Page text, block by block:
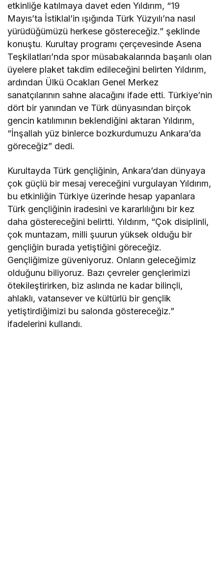
etkinliğe katılmaya davet eden Yıldırım, “19
Mayıs’ta İstiklal’in ışığında Türk Yüzyılı’na nasıl
yürüdüğümüzü herkese göstereceğiz.” şeklinde
konuştu. Kurultay programı çerçevesinde Asena
Teşkilatları’nda spor müsabakalarında başarılı olan
üyelere plaket takdim edileceğini belirten Yıldırım,
ardından Ülkü Ocakları Genel Merkez
sanatçılarının sahne alacağını ifade etti. Türkiye’nin
dört bir yanından ve Türk dünyasından birçok
gencin katılımının beklendiğini aktaran Yıldırım,
“İnşallah yüz binlerce bozkurdumuzu Ankara’da
göreceğiz” dedi.
Kurultayda Türk gençliğinin, Ankara’dan dünyaya
çok güçlü bir mesaj vereceğini vurgulayan Yıldırım,
bu etkinliğin Türkiye üzerinde hesap yapanlara
Türk gençliğinin iradesini ve kararlılığını bir kez
daha göstereceğini belirtti. Yıldırım, “Çok disiplinli,
çok muntazam, milli şuurun yüksek olduğu bir
gençliğin burada yetiştiğini göreceğiz.
Gençliğimize güveniyoruz. Onların geleceğimiz
olduğunu biliyoruz. Bazı çevreler gençlerimizi
ötekileştirirken, biz aslında ne kadar bilinçli,
ahlaklı, vatansever ve kültürlü bir gençlik
yetiştirdiğimizi bu salonda göstereceğiz.”
ifadelerini kullandı.